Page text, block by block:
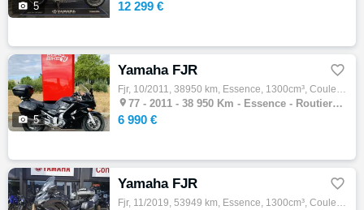
 5 12 299 €
 5
Yamaha FJR 
Fjr, 10/2011, 38950 km, Essence, 1300cm³, Couleur noir, 6990 € Equipements : *2 ème main *vendue pour notre concession en occasion *révisio…
 77 - 2011 - 38 950 Km - Essence - Routiere GT
6 990 €
Yamaha FJR 
Fjr, 11/2019, 53949 km, Essence, 1300cm³, Couleur gris, 10390 € Equipements : ABS,Boite semi-automatique,Valises,Top case,Financement & Ass…